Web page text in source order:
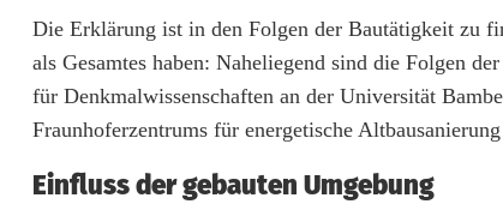
O
S
I
Die Erklärung ist in den Folgen der Bautätigkeit zu
als Gesamtes haben: Naheliegend sind die Folgen
für Denkmalwissenschaften an der Universität
Fraunhoferzentrums für energetische
Einfluss der gebauten Umgebung